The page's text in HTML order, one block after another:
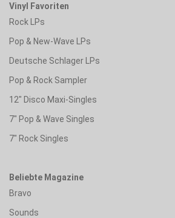
Vinyl Favoriten
Rock LPs
Pop & New-Wave LPs
Deutsche Schlager LPs
Pop & Rock Sampler
12" Disco Maxi-Singles
7" Pop & Wave Singles
7" Rock Singles
Beliebte Magazine
Bravo
Sounds